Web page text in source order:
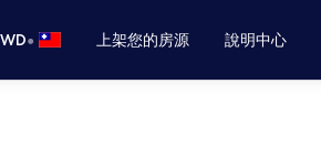
• 上架您的房源 說明中心